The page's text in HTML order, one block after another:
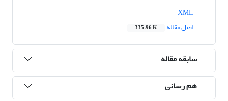
اصل مقاله
335.96 K
سابقه مقاله
هم رسانی